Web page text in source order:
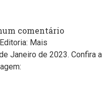
comentário
Mais
Janeiro de 2023. Confira a